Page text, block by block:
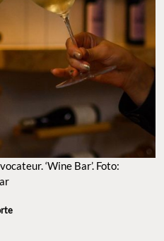
‘Wine Bar’. Foto: